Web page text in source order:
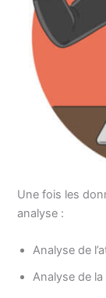
Une fois les
analyse :
Analyse de
Analyse de